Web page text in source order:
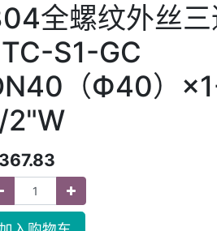
全螺纹外丝三
S1-GC
（Ф40）
2"W